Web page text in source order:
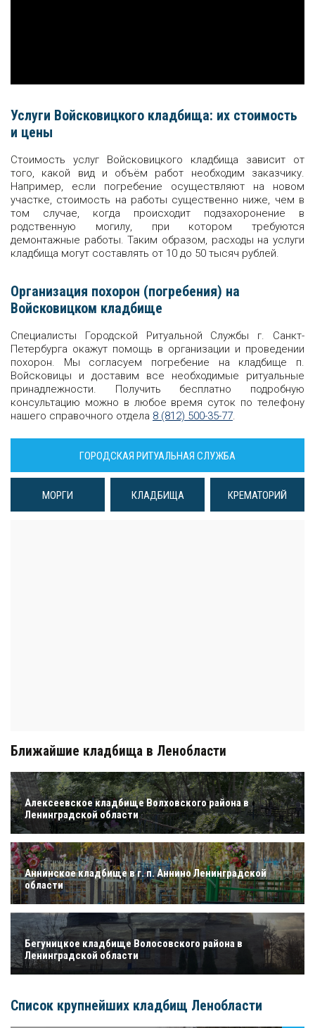
Услуги Войсковицкого кладбища: их стоимость
и цены
Стоимость услуг Войсковицкого кладбища зависит от
того, какой вид и объём работ необходим заказчику.
Например, если погребение осуществляют на новом
участке, стоимость на работы существенно ниже, чем в
том случае, когда происходит подзахоронение в
родственную могилу, при котором требуются
демонтажные работы. Таким образом, расходы на услуги
кладбища могут составлять от 10 до 50 тысяч рублей.
Организация похорон (погребения) на
Войсковицком кладбище
Специалисты Городской Ритуальной Службы г. Санкт-
Петербурга окажут помощь в организации и проведении
похорон. Мы согласуем погребение на кладбище п.
Войсковицы и доставим все необходимые ритуальные
принадлежности. Получить бесплатно подробную
консультацию можно в любое время суток по телефону
нашего справочного отдела 8 (812) 500-35-77.
ГОРОДСКАЯ РИТУАЛЬНАЯ СЛУЖБА
МОРГИ КЛАДБИЩА КРЕМАТОРИЙ
Ближайшие кладбища в Ленобласти
Алексеевское кладбище Волховского района в
Ленинградской области
Аннинское кладбище в г. п. Аннино Ленинградской
области
Бегуницкое кладбище Волосовского района в
Ленинградской области
Список крупнейших кладбищ Ленобласти